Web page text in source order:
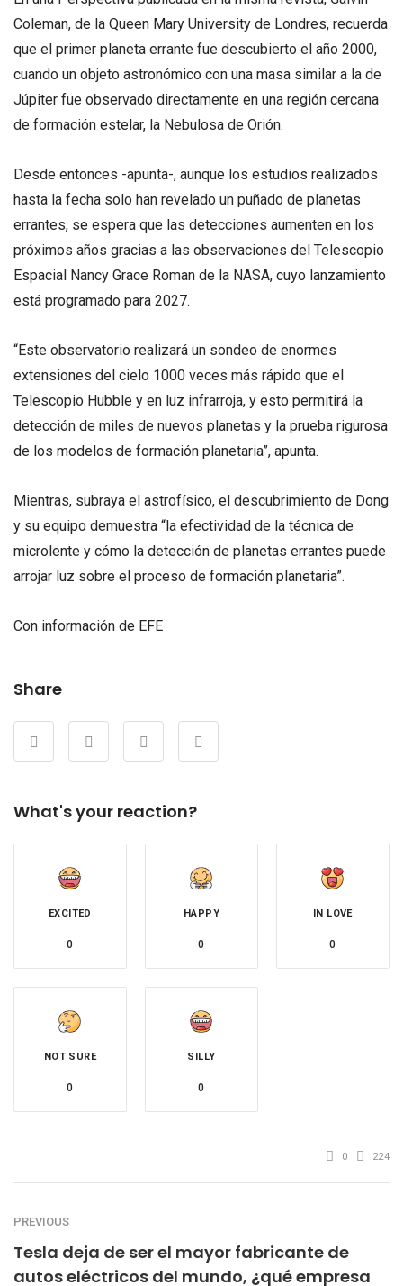
Coleman, de la Queen Mary University de Londres, recuerda
que el primer planeta errante fue descubierto el año 2000,
cuando un objeto astronómico con una masa similar a la de
Júpiter fue observado directamente en una región cercana
de formación estelar, la Nebulosa de Orión.
Desde entonces -apunta-, aunque los estudios realizados
hasta la fecha solo han revelado un puñado de planetas
errantes, se espera que las detecciones aumenten en los
próximos años gracias a las observaciones del Telescopio
Espacial Nancy Grace Roman de la NASA, cuyo lanzamiento
está programado para 2027.
“Este observatorio realizará un sondeo de enormes
extensiones del cielo 1000 veces más rápido que el
Telescopio Hubble y en luz infrarroja, y esto permitirá la
detección de miles de nuevos planetas y la prueba rigurosa
de los modelos de formación planetaria”, apunta.
Mientras, subraya el astrofísico, el descubrimiento de Dong
y su equipo demuestra “la efectividad de la técnica de
microlente y cómo la detección de planetas errantes puede
arrojar luz sobre el proceso de formación planetaria”.
Con información de EFE
Share
What's your reaction?
EXCITED
0
HAPPY
0
IN LOVE
0
NOT SURE
0
SILLY
0
0 224
PREVIOUS
Tesla deja de ser el mayor fabricante de
autos eléctricos del mundo, ¿qué empresa